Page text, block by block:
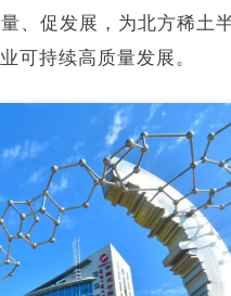
、促发展，为北方稀土
可持续高质量发展。